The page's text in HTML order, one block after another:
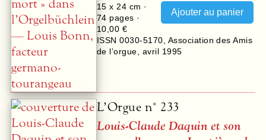
15 x 24 cm ·
74 pages ·
10,00 €
ISSN 0030-5170 Association des Amis
de l’orgue
avril 1995
L’Orgue n° 233
Louis-Claude Daquin et son